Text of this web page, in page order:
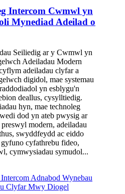
Intercom Cwmwl yn
Mynediad Adeilad o
Seiliedig ar y Cwmwl yn
Adeiladau Modern
adeiladau clyfar a
digidol, mae systemau
yn esblygu'n
deallus, cysylltiedig.
hyn, mae technoleg
dod yn ateb pwysig ar
modern, adeiladau
swyddfeydd ac eiddo
cyfathrebu fideo,
cymwysiadau symudol...